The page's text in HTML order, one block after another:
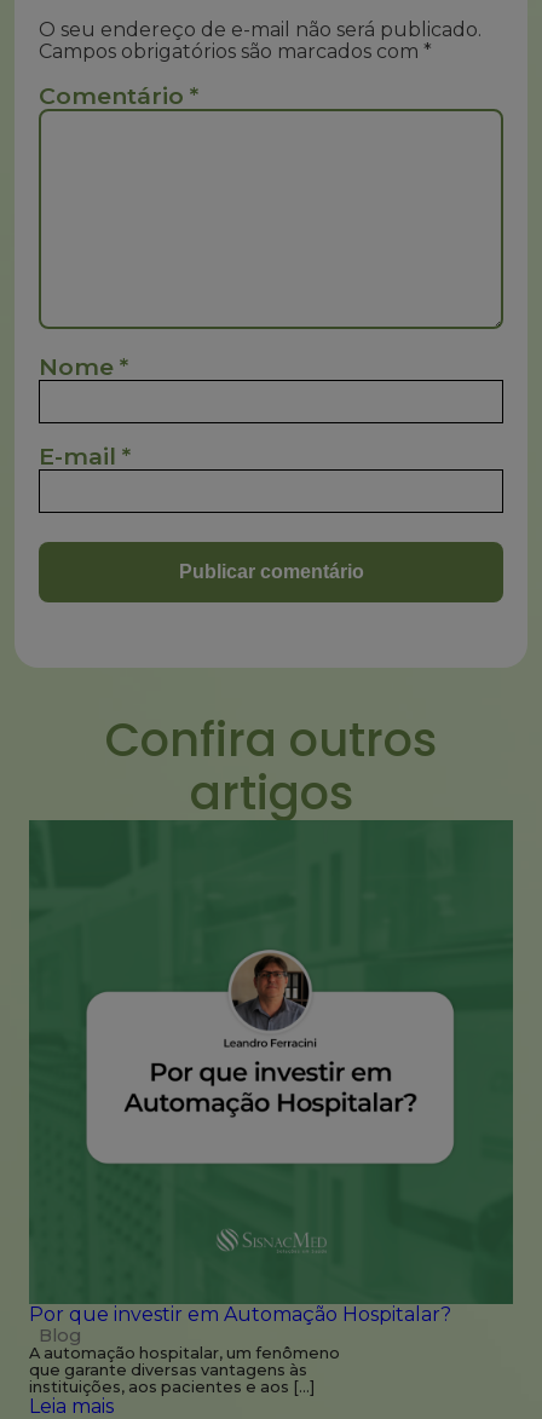
O seu endereço de e-mail não será publicado.
Campos obrigatórios são marcados com *
Comentário *
Nome *
E-mail *
Confira outros
artigos
Por que investir em Automação Hospitalar?
Blog
A automação hospitalar, um fenômeno
que garante diversas vantagens às
instituições, aos pacientes e aos […]
Leia mais